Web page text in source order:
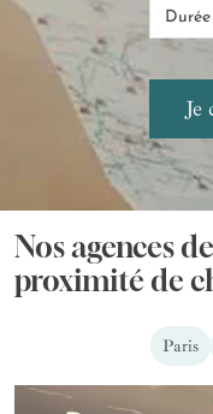
Nos agences
proximité de
Paris